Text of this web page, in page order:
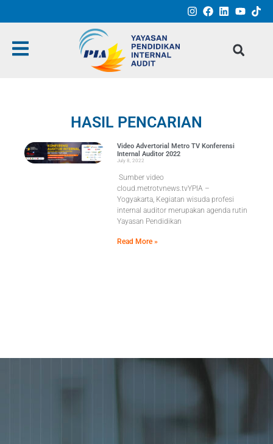
HASIL PENCARIAN
Video Advertorial Metro TV Konferensi
Internal Auditor 2022
July 8, 2022
Sumber video
cloud.metrotvnews.tvYPIA –
Yogyakarta, Kegiatan wisuda profesi
internal auditor merupakan agenda rutin
Yayasan Pendidikan
Read More »